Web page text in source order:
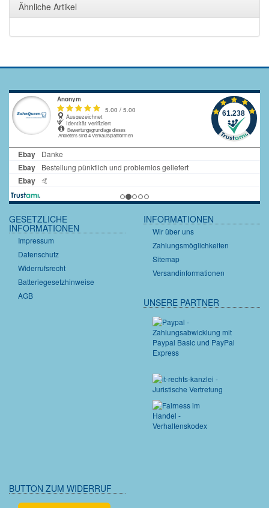
Ähnliche Artikel
GESETZLICHE
INFORMATIONEN
Impressum
Datenschutz
Widerrufsrecht
Batteriegesetzhinweise
AGB
INFORMATIONEN
Wir über uns
Zahlungsmöglichkeiten
Sitemap
Versandinformationen
UNSERE PARTNER
BUTTON ZUM WIDERRUF